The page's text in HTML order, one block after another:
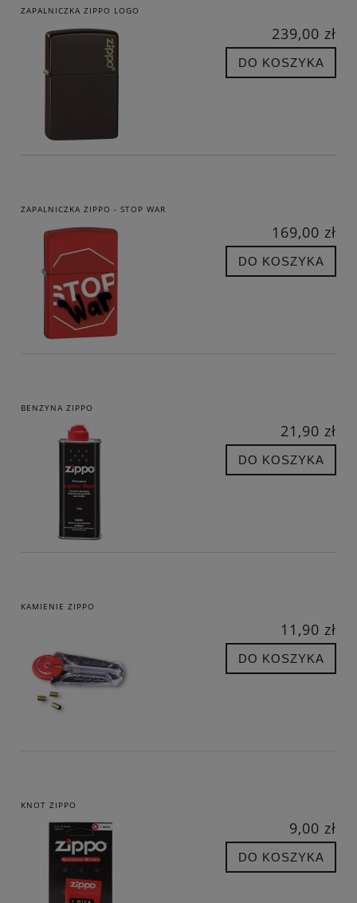
ZAPALNICZKA ZIPPO LOGO
239,00 zł
DO KOSZYKA
ZAPALNICZKA ZIPPO - STOP WAR
169,00 zł
DO KOSZYKA
BENZYNA ZIPPO
21,90 zł
DO KOSZYKA
KAMIENIE ZIPPO
11,90 zł
DO KOSZYKA
KNOT ZIPPO
9,00 zł
DO KOSZYKA